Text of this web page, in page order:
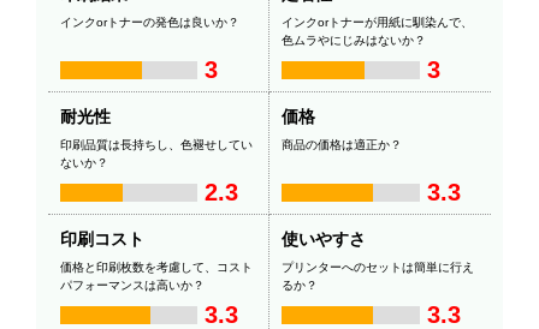
インクorトナーの発色は良いか？
3
インクorトナーが用紙に馴染んで、
色ムラやにじみはないか？
3
耐光性
印刷品質は長持ちし、色褪せしてい
ないか？
2.3
価格
商品の価格は適正か？
3.3
印刷コスト
価格と印刷枚数を考慮して、コスト
パフォーマンスは高いか？
3.3
使いやすさ
プリンターへのセットは簡単に行え
るか？
3.3